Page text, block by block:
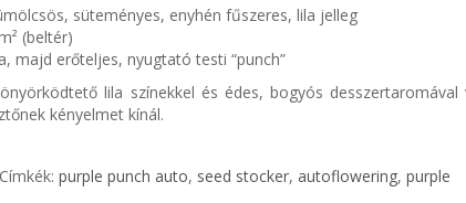
süteményes, enyhén fűszeres, lila jelleg
(beltér)
majd erőteljes, nyugtató testi “punch”
lila színekkel és édes, bogyós
kényelmet kínál.
Címkék:purple punch auto, seed stocker, autoflowering,purple